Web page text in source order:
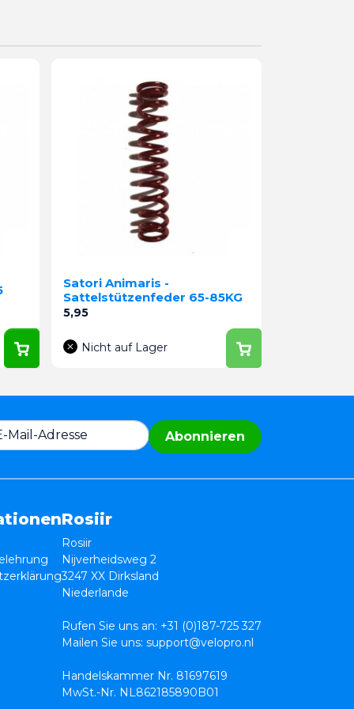
Satori Animaris -
Sattelstützenfeder 65-85KG
Preis
5,95
Nicht auf Lager
Abonnieren
Rosiir
Rosiir
Nijverheidsweg 2
3247 XX Dirksland
Niederlande
Rufen Sie uns an: +31 (0)187-725 327
Mailen Sie uns: support@velopro.nl
Handelskammer Nr. 81697619
MwSt.-Nr. NL862185890B01